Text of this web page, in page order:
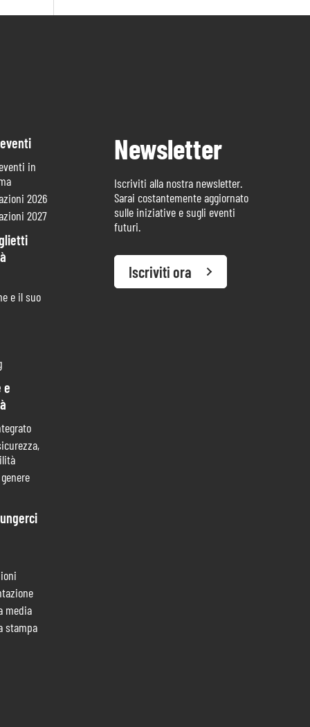
in
2026
2027
e il suo
e
media
stampa
Newsletter
Iscriviti alla nostra newsletter.
Sarai costantemente aggiornato
sulle iniziative e sugli eventi
futuri.
Iscriviti ora